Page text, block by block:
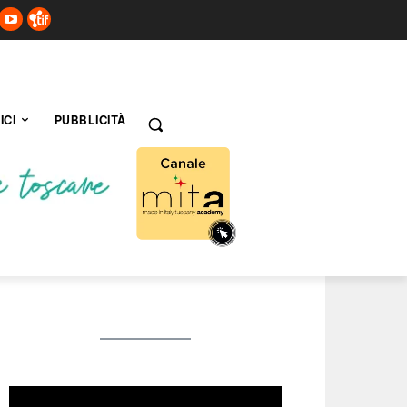
PUBBLICITÀ